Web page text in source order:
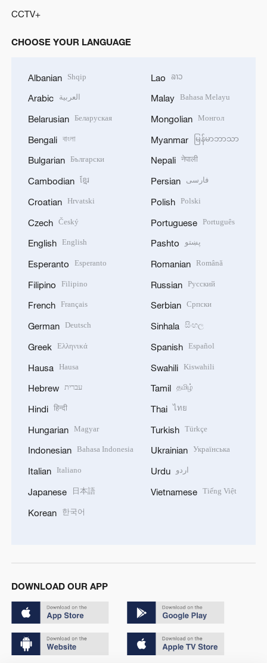
CCTV+
CHOOSE YOUR LANGUAGE
Albanian Shqip
Arabic العربية
Belarusian Беларуская
Bengali বাংলা
Bulgarian Български
Cambodian ខ្មែរ
Croatian Hrvatski
Czech Český
English English
Esperanto Esperanto
Filipino Filipino
French Français
German Deutsch
Greek Ελληνικά
Hausa Hausa
Hebrew עברית
Hindi हिन्दी
Hungarian Magyar
Indonesian Bahasa Indonesia
Italian Italiano
Japanese 日本語
Korean 한국어
Lao ລາວ
Malay Bahasa Melayu
Mongolian Монгол
Myanmar မြန်မာဘာသာ
Nepali नेपाली
Persian فارسی
Polish Polski
Portuguese Português
Pashto پښتو
Romanian Română
Russian Русский
Serbian Српски
Sinhala සිංහල
Spanish Español
Swahili Kiswahili
Tamil தமிழ்
Thai ไทย
Turkish Türkçe
Ukrainian Українська
Urdu اردو
Vietnamese Tiếng Việt
DOWNLOAD OUR APP